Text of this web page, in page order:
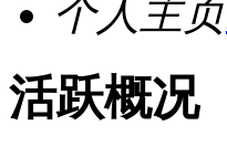
个人主页
活跃概况